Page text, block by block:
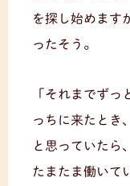
を探し始めます
ったそう。
「それまでずっ
っちに来たとき
と思っていたら
たまたま働いて